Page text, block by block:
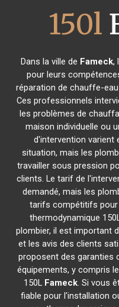
150l
Dans la ville de Fameck,
pour leurs
réparation de chauffe-
Ces professionnels
les problèmes de
maison individuelle ou
d'intervention varient
situation, mais les
travailler sous pression
clients. Le tarif de
demandé, mais les
tarifs compétitifs
thermodynamique
plombier, il est important
et les avis des clients
proposent des garanties
équipements, y compris
150L Fameck. Si vous
fiable pour l'installation